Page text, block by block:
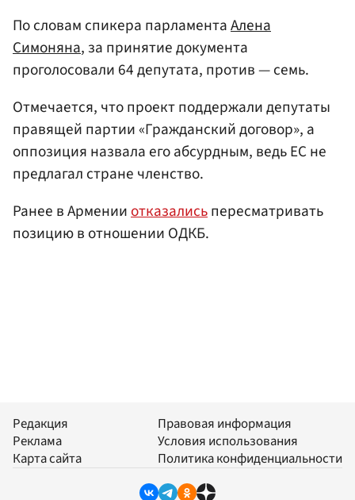
По словам спикера парламентаАлена
Симоняна, за принятие документа
проголосовали 64 депутата, против — семь.
Отмечается, что проект поддержали депутаты
правящей партии «Гражданский договор», а
оппозиция назвала его абсурдным, ведь ЕС не
предлагал стране членство.
Ранее в Арменииотказалисьпересматривать
позицию в отношении ОДКБ.
Редакция
Реклама
Карта сайта
Правовая информация
Условия использования
Политика конфиденциальности